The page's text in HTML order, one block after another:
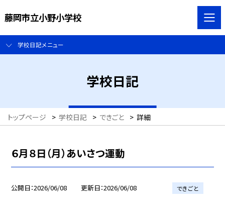
藤岡市立小野小学校
学校日記メニュー
学校日記
トップページ > 学校日記 > できごと > 詳細
６月８日（月）あいさつ運動
公開日 2026/06/08 更新日 2026/06/08 できごと